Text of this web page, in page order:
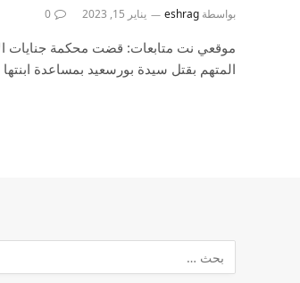
بواسطة eshrag يناير 15, 2023 0
موقعي نت متابعات: قضت محكمة جنايات
المتهم بقتل سيدة بورسعيد بمساعدة